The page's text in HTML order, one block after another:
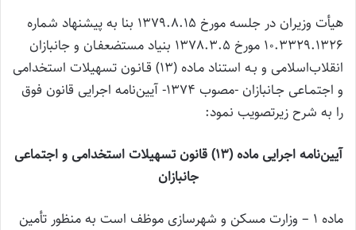
‌هیأت وزیران در جلسه مورخ 1379.8.15 بنا به پیشنهاد شماره
10.3329.1326 مورخ 1378.3.5 بنیاد مستضعفـان و جانبازان
انقلاب‌اسلامی و بـه استناد مـاده (13) قـانـون تسهیلات استخدامی
و اجتمـاعی جـانبازان -مصوب 1374- آیین‌نامه اجرایی قانون فوق
را به شرح زیر‌تصویب نمود:
‌آیین‌نامه اجرایی ماده (13) قانون تسهیلات استخدامی و اجتماعی
جانبازان
ماده 1 – وزارت مسکن و شهرسازی موظف است به منظور تأمین